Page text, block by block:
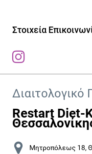
Στοιχεία
Διαιτολογικό
Restart Diet-
Μητροπόλεως 18,